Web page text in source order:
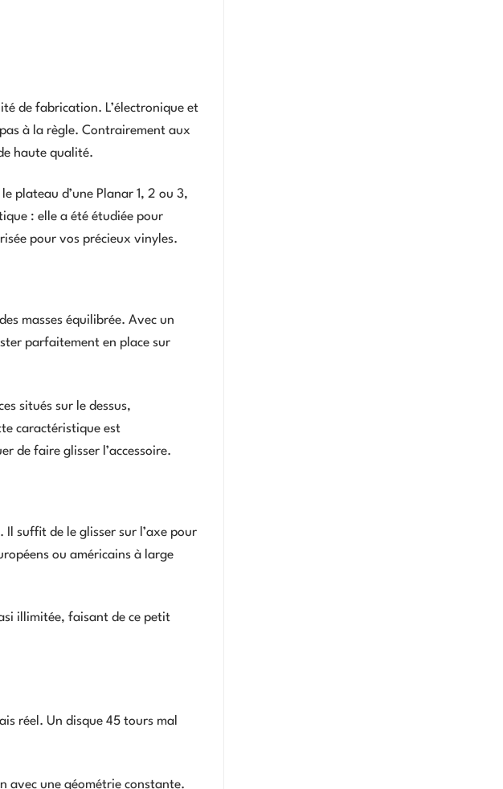
de fabrication. L’électronique et
à la règle. Contrairement aux
haute qualité.
plateau d’une Planar 1, 2 ou 3,
: elle a été étudiée pour
pour vos précieux vinyles.
masses équilibrée. Avec un
parfaitement en place sur
situés sur le dessus,
caractéristique est
de faire glisser l’accessoire.
suffit de le glisser sur l’axe pour
ou américains à large
illimitée, faisant de ce petit
réel. Un disque 45 tours mal
avec une géométrie constante.